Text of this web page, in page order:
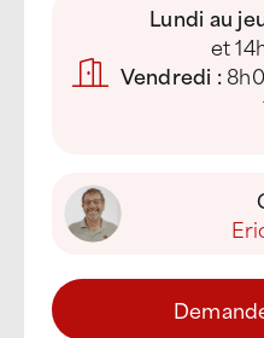
Lundi au
et
Vendredi :